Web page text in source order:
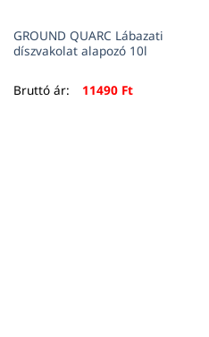
GROUND QUARC Lábazati
díszvakolat alapozó 10l
Bruttó ár: 11490 Ft